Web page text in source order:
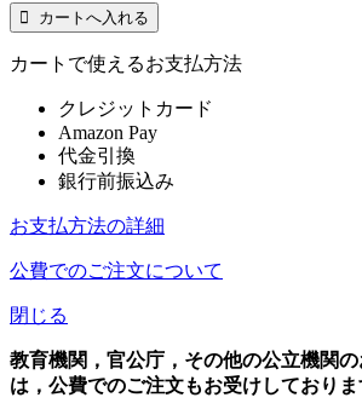
カートで使えるお支払方法
クレジットカード
Amazon Pay
代金引換
銀行前振込み
お支払方法の詳細
公費でのご注文について
閉じる
教育機関，官公庁，その他の公立機関
は，公費でのご注文もお受けしておりま